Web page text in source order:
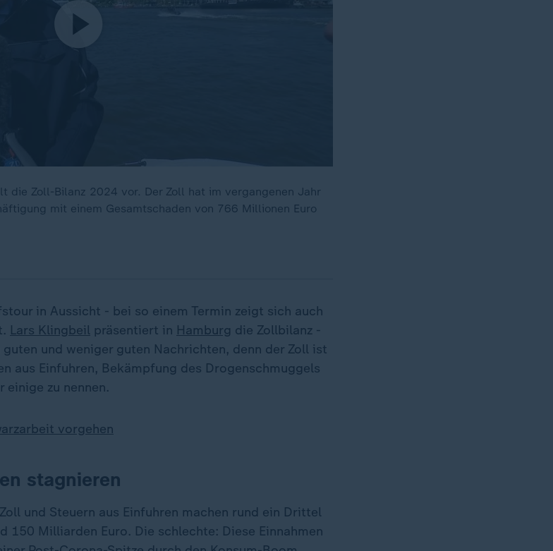
die Zoll-Bilanz 2024 vor. Der Zoll hat im vergangenen Jahr
mit einem Gesamtschaden von 766 Millionen Euro
in Aussicht - bei so einem Termin zeigt sich auch
Lars Klingbeil präsentiert in Hamburg die Zollbilanz -
und weniger guten Nachrichten, denn der Zoll ist
aus Einfuhren, Bekämpfung des Drogenschmuggels
einige zu nennen.
vorgehen
stagnieren
und Steuern aus Einfuhren machen rund ein Drittel
150 Milliarden Euro. Die schlechte: Diese Einnahmen